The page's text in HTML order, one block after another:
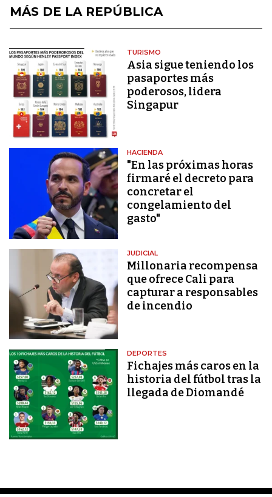
MÁS DE LA REPÚBLICA
TURISMO
Asia sigue teniendo los
pasaportes más
poderosos, lidera
Singapur
HACIENDA
"En las próximas horas
firmaré el decreto para
concretar el
congelamiento del
gasto"
JUDICIAL
Millonaria recompensa
que ofrece Cali para
capturar a responsables
de incendio
DEPORTES
Fichajes más caros en la
historia del fútbol tras la
llegada de Diomandé